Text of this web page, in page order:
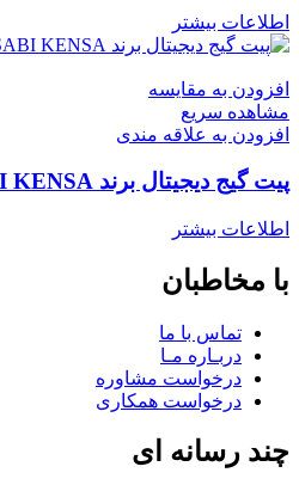
اطلاعات بیشتر
افزودن به مقایسه
مشاهده سریع
افزودن به علاقه مندی
پیت گیج دیجیتال برند SABI KENSA مدل PG-150
اطلاعات بیشتر
با مخاطبان
تماس با ما
دربـاره مـا
درخواست مشاوره
درخواست همکاری
چند رسانه ای